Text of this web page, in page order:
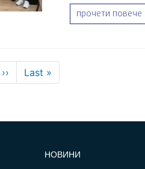
прочети повече
›› Next page
Last »
НОВИНИ